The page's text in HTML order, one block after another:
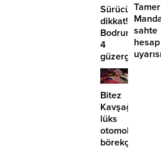
Sürücüler
dikkat!
Bodrum’da
4
güzergahta
EDS
başlıyor
Tamer
sahte
hesap
Bitez
Kavşağı’nda
lüks
otomobil
börekçiye